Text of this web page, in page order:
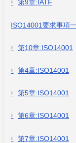
第9章:IATF
ISO14001要求事項
第10章:ISO14001
第4章:ISO14001
第5章:ISO14001
第6章:ISO14001
第7章:ISO14001